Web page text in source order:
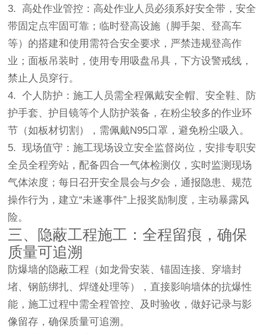
3. 高处作业管控：高处作业人员必须系好安全带，安全
带固定点牢固可靠；临时登高设施（脚手架、登高车
等）的搭建和使用需符合安全要求，严禁违规登高作
业；面板吊装时，使用专用吸盘吊具，下方设警戒线，
禁止人员穿行。
4. 个人防护：施工人员需全程佩戴安全帽、安全鞋、防
护手套、护目镜等个人防护装备，在粉尘较多的作业环
节（如板材切割），需佩戴N95口罩，避免粉尘吸入。
5. 现场值守：施工现场设立安全监督岗位，安排专职安
全员全程旁站，配备四合一气体检测仪，实时监测现场
气体浓度；每日召开安全晨会与夕会，通报隐患、规范
操作行为，建立“未遂事件”上报奖励制度，主动暴露风
险。
三、隐蔽工程施工：全程留痕，确保
质量可追溯
防爆墙的隐蔽工程（如龙骨安装、锚固连接、穿墙封
堵、钢筋绑扎、焊缝处理等），直接影响墙体的抗爆性
能，施工过程中需全程管控、及时验收，做好记录与影
像留存，确保质量可追溯。